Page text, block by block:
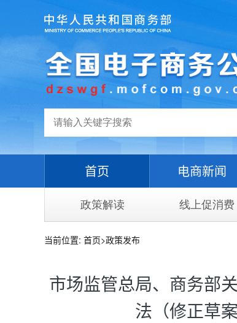
首页 电商新闻
政策解读 线上促消费
当前位置: 首页>政策发布
市场监管总局、商务部
法（修正草